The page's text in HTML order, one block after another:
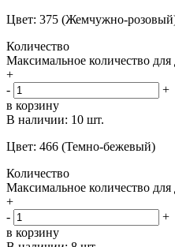
Цвет: 375 (Жемчужно-
Количество
Максимальное количество для
+
-
+
в корзину
В наличии: 10 шт.
Цвет: 466 (Темно-бежевый)
Количество
Максимальное количество для
+
-
+
в корзину